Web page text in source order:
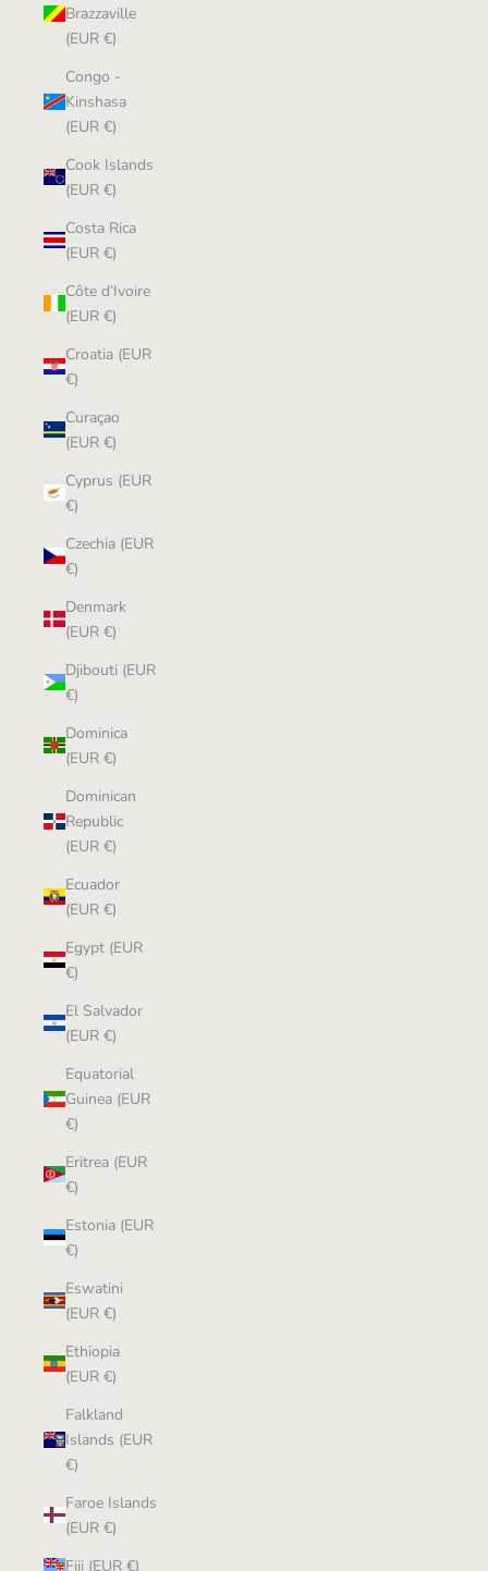
Brazzaville
(EUR €)
Congo -
Kinshasa
(EUR €)
Cook Islands
(EUR €)
Costa Rica
(EUR €)
Côte d’Ivoire
(EUR €)
Croatia (EUR
€)
Curaçao
(EUR €)
Cyprus (EUR
€)
Czechia (EUR
€)
Denmark
(EUR €)
Djibouti (EUR
€)
Dominica
(EUR €)
Dominican
Republic
(EUR €)
Ecuador
(EUR €)
Egypt (EUR
€)
El Salvador
(EUR €)
Equatorial
Guinea (EUR
€)
Eritrea (EUR
€)
Estonia (EUR
€)
Eswatini
(EUR €)
Ethiopia
(EUR €)
Falkland
Islands (EUR
€)
Faroe Islands
(EUR €)
Fiji (EUR €)